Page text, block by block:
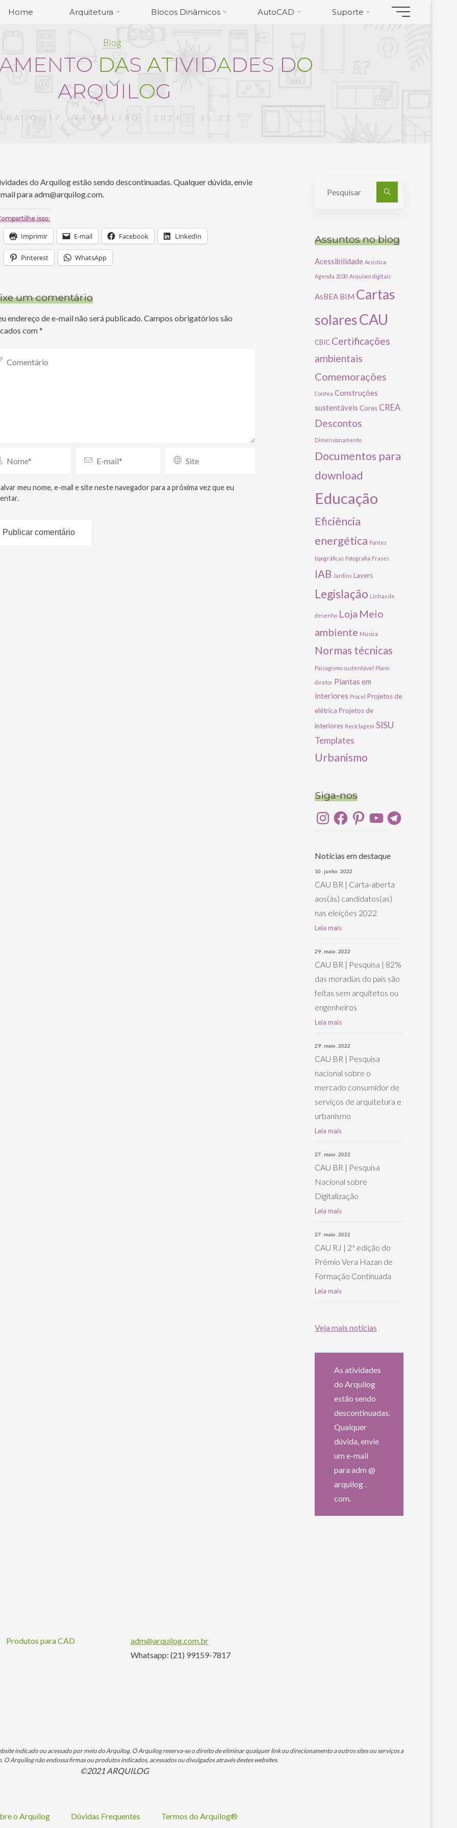
Home Arquitetura Blocos Dinâmicos AutoCAD Suporte
Blog
AM ENTO DAS ATIVIDADES DO
ARQUI LOG
17 . FEVEREIRO . 2024 :: 15:22
do Arquilog estão sendo descontinuadas. Qualquer dúvida, envie
para adm@arquilog.com.
isso:
Imprimir E-mail Facebook LinkedIn
Pinterest WhatsApp
um comentário
endereço de e-mail não será publicado.Campos obrigatórios são
com*
meu nome, e-mail e site neste navegador para a próxima vez que eu
Assuntos no blog
Acessibilidade Acústica
Agenda 2030 Arquivos digitais
AsBEA BIM Cartas
solaresCAU
CBIC Certificações
ambientais
Comemorações
Confea Construções
sustentáveis Cores CREA
Descontos
Dimensionamento
Documentos para
download
Educação
Eficiência
energética Fontes
tipográficas Fotografia Frases
IAB Jardins Layers
Legislação Linhas de
desenho Loja Meio
ambiente Música
Normas técnicas
Paisagismo sustentável Plano
diretor Plantas em
interiores Procel Projetos de
elétrica Projetos de
interiores Reciclagem SISU
Templates
Urbanismo
Siga-nos
InstagramFacebookPinterestYouTubeTelegram
Notícias em destaque
10 . junho . 2022
CAU BR | Carta-aberta
aos(às) candidatos(as)
nas eleições 2022
Leia mais
29 . maio . 2022
CAU BR | Pesquisa | 82%
das moradias do país são
feitas sem arquitetos ou
engenheiros
Leia mais
29 . maio . 2022
CAU BR | Pesquisa
nacional sobre o
mercado consumidor de
serviços de arquitetura e
urbanismo
Leia mais
27 . maio . 2022
CAU BR | Pesquisa
Nacional sobre
Digitalização
Leia mais
27 . maio . 2022
CAU RJ | 2ª edição do
Prêmio Vera Hazan de
Formação Continuada
Leia mais
Veja mais notícias
As atividades
do Arquilog
estão sendo
descontinuadas.
Qualquer
dúvida, envie
um e-mail
para adm @
arquilog .
com.
Produtos para CAD
adm@arquilog.com.br
Whatsapp: (21) 99159-7817
indicado ou acessado por meio do Arquilog. O Arquilog reserva-se o direito de eliminar qualquer link ou direcionamento a outros sites ou serviços a
O Arquilog não endossa firmas ou produtos indicados, acessados ou divulgados através destes websites.
©2021 ARQUILOG
o Arquilog Dúvidas Frequentes Termos do Arquilog®